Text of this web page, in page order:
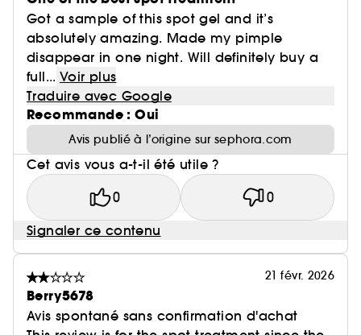
Got a sample of this spot gel and it’s
absolutely amazing. Made my pimple
disappear in one night. Will definitely buy a
full... Voir plus
Traduire avec Google
Recommande : Oui
Avis publié à l’origine sur sephora.com
Cet avis vous a-t-il été utile ?
0 0
Signaler ce contenu
21 févr. 2026
Berry5678
Avis spontané sans confirmation d'achat